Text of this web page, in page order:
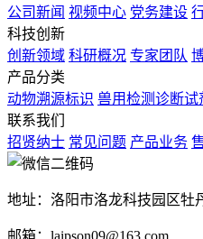
公司新闻 视频中心 党务建设
科技创新
创新领域 科研概况 专家团队
产品分类
动物溯源标识 兽用检测诊断试
联系我们
招贤纳士 常见问题 产品业务
地址：洛阳市洛龙科技园区牡